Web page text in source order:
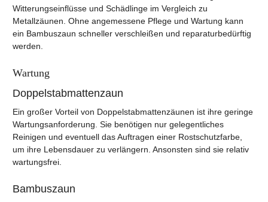
Witterungseinflüsse und Schädlinge im Vergleich zu
Metallzäunen. Ohne angemessene Pflege und Wartung kann
ein Bambuszaun schneller verschleißen und reparaturbedürftig
werden.
Wartung
Doppelstabmattenzaun
Ein großer Vorteil von Doppelstabmattenzäunen ist ihre geringe
Wartungsanforderung. Sie benötigen nur gelegentliches
Reinigen und eventuell das Auftragen einer Rostschutzfarbe,
um ihre Lebensdauer zu verlängern. Ansonsten sind sie relativ
wartungsfrei.
Bambuszaun